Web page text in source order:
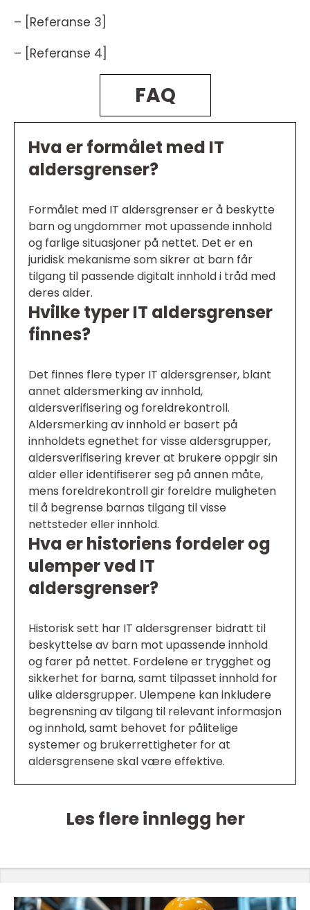
– [Referanse 3]
– [Referanse 4]
FAQ
Hva er formålet med IT
aldersgrenser?
Formålet med IT aldersgrenser er å beskytte
barn og ungdommer mot upassende innhold
og farlige situasjoner på nettet. Det er en
juridisk mekanisme som sikrer at barn får
tilgang til passende digitalt innhold i tråd med
deres alder.
Hvilke typer IT aldersgrenser
finnes?
Det finnes flere typer IT aldersgrenser, blant
annet aldersmerking av innhold,
aldersverifisering og foreldrekontroll.
Aldersmerking av innhold er basert på
innholdets egnethet for visse aldersgrupper,
aldersverifisering krever at brukere oppgir sin
alder eller identifiserer seg på annen måte,
mens foreldrekontroll gir foreldre muligheten
til å begrense barnas tilgang til visse
nettsteder eller innhold.
Hva er historiens fordeler og
ulemper ved IT
aldersgrenser?
Historisk sett har IT aldersgrenser bidratt til
beskyttelse av barn mot upassende innhold
og farer på nettet. Fordelene er trygghet og
sikkerhet for barna, samt tilpasset innhold for
ulike aldersgrupper. Ulempene kan inkludere
begrensning av tilgang til relevant informasjon
og innhold, samt behovet for pålitelige
systemer og brukerrettigheter for at
aldersgrensene skal være effektive.
Les flere innlegg her